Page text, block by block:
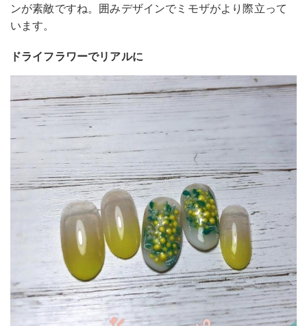
ンが素敵ですね。囲みデザインでミモザがより際立って
います。
ドライフラワーでリアルに